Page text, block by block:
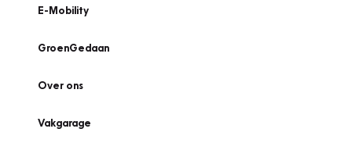
E-Mobility
GroenGedaan
Over ons
Vakgarage